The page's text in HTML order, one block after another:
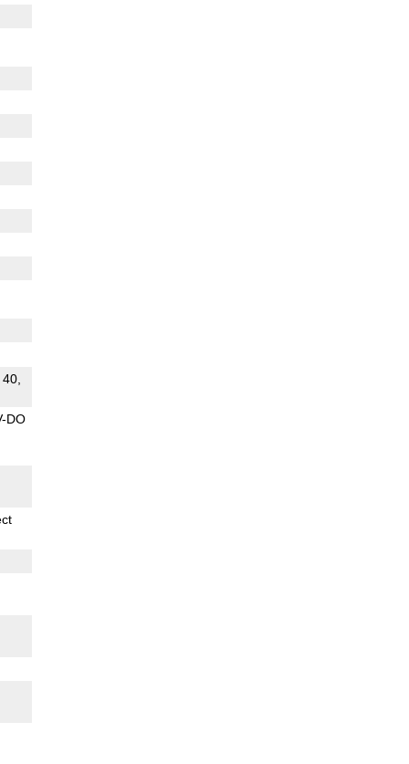
DO